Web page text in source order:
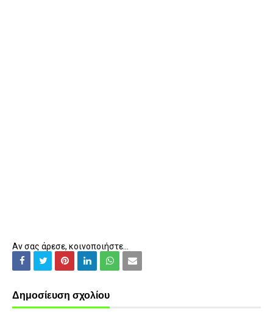
Αν σας άρεσε, κοινοποιήστε...
Δημοσίευση σχολίου